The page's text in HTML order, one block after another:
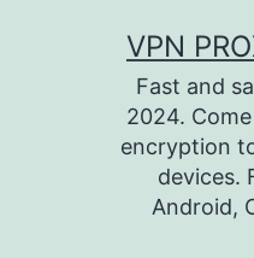
VPN
Fast and
2024.
encryption
devices.
Android,